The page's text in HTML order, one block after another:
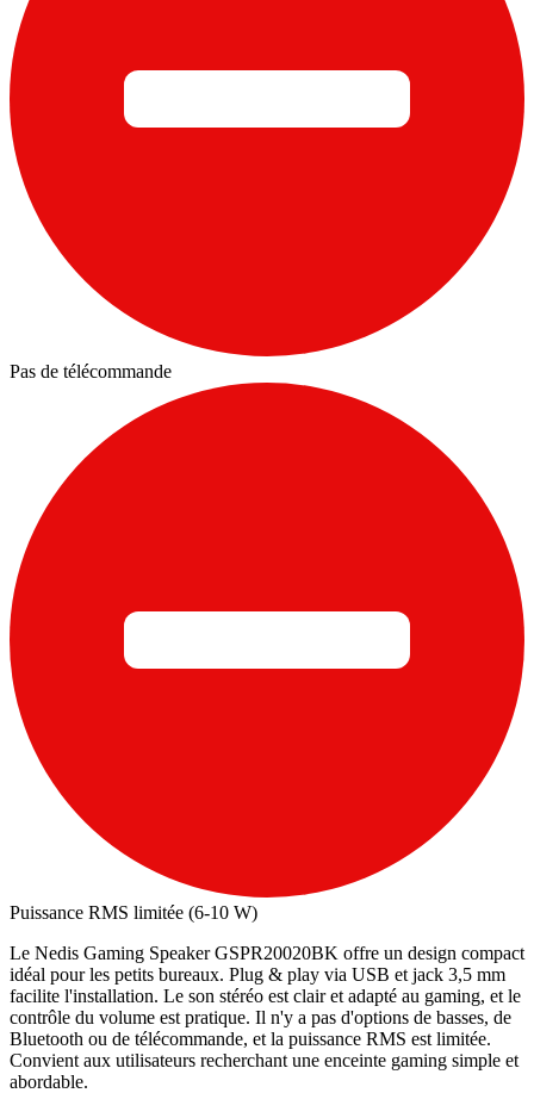
Pas de télécommande
Puissance RMS limitée (6-10 W)
Le Nedis Gaming Speaker GSPR20020BK offre un design compact
idéal pour les petits bureaux. Plug & play via USB et jack 3,5 mm
facilite l'installation. Le son stéréo est clair et adapté au gaming, et le
contrôle du volume est pratique. Il n'y a pas d'options de basses, de
Bluetooth ou de télécommande, et la puissance RMS est limitée.
Convient aux utilisateurs recherchant une enceinte gaming simple et
abordable.